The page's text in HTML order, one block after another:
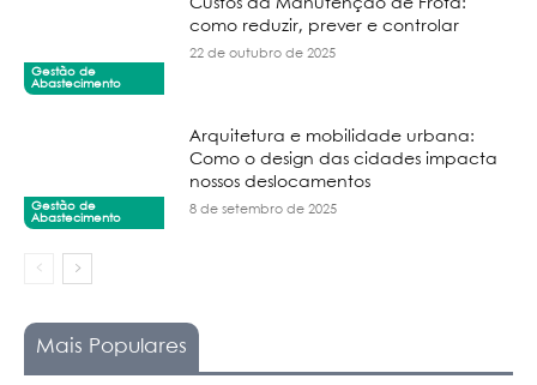
Gestão de
Abastecimento
como reduzir, prever e controlar
22 de outubro de 2025
Gestão de
Abastecimento
Arquitetura e mobilidade urbana:
Como o design das cidades impacta
nossos deslocamentos
8 de setembro de 2025
Mais Populares